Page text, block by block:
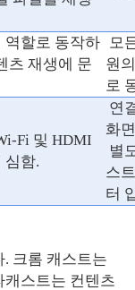
역할로 동작하
츠 재생에 문
모
원
로
Fi 및 HDMI
심함.
연
화
별
스
터
크롬 캐스트는
캐스트는 컨텐츠